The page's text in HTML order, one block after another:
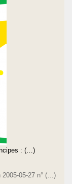
: (…)
2005-05-27 n° (…)